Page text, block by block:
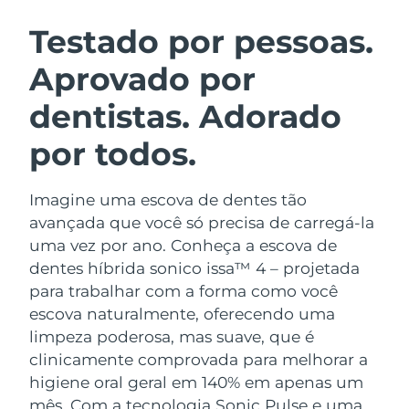
Testado por pessoas.
Aprovado por
dentistas. Adorado
por todos.
Imagine uma escova de dentes tão
avançada que você só precisa de carregá-la
uma vez por ano. Conheça a escova de
dentes híbrida sonico issa™ 4 – projetada
para trabalhar com a forma como você
escova naturalmente, oferecendo uma
limpeza poderosa, mas suave, que é
clinicamente comprovada para melhorar a
higiene oral geral em 140% em apenas um
mês. Com a tecnologia Sonic Pulse e uma
Limpeza facial
LUNA™ 4 kit
Anti-aging massage
LUNA™ 4 Plus
Massage, LED heating
LUNA™ 4 Men
For men, anti-aging massage
Lifting facial
BEAR™ 2 kit
Microcurrent toning
BEAR™ 2 go
Microcurrent toning on-the-go
BEAR™ 2 eyes & lips
Microcurrent line smoothing device
Hidratação
UFO™ 3 kit
Deep facial hydration
UFO™ 3 LED
Near-infrared and red light therapy
device
Cuidado oral
issa™ 4
Hybrid silicone sonic toothbrush
issa™ 4 plus
Smart hybrid silicone sonic toothbrush
TRATAMENTO ANTIENVELHECIMENTO
FAQ™
Antienvelhecimento Tratamentos LED
NEW
Áustria
Barein Entrega prevista
Bélgica Entrega prevista8/8/26
Bermudas
Bósnia e
Herzegovina
Entrega prevista
Brunei Entrega prevista8/13/26
Bulgária Entrega prevista
Canadá Entrega prevista
Chile Entrega prevista 8/12/26